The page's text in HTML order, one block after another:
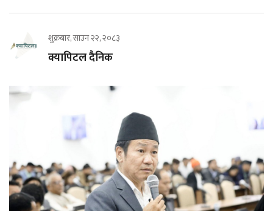
शुक्रबार, साउन २२, २०८३
क्यापिटल दैनिक